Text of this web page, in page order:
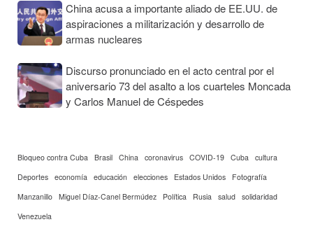
China acusa a importante aliado de EE.UU. de
aspiraciones a militarización y desarrollo de
armas nucleares
Discurso pronunciado en el acto central por el
aniversario 73 del asalto a los cuarteles Moncada
y Carlos Manuel de Céspedes
Bloqueo contra Cuba Brasil China coronavirus COVID-19 Cuba cultura
Deportes economía educación elecciones Estados Unidos
Fotografía
Manzanillo Miguel Díaz-Canel Bermúdez Política Rusia salud solidaridad
Venezuela